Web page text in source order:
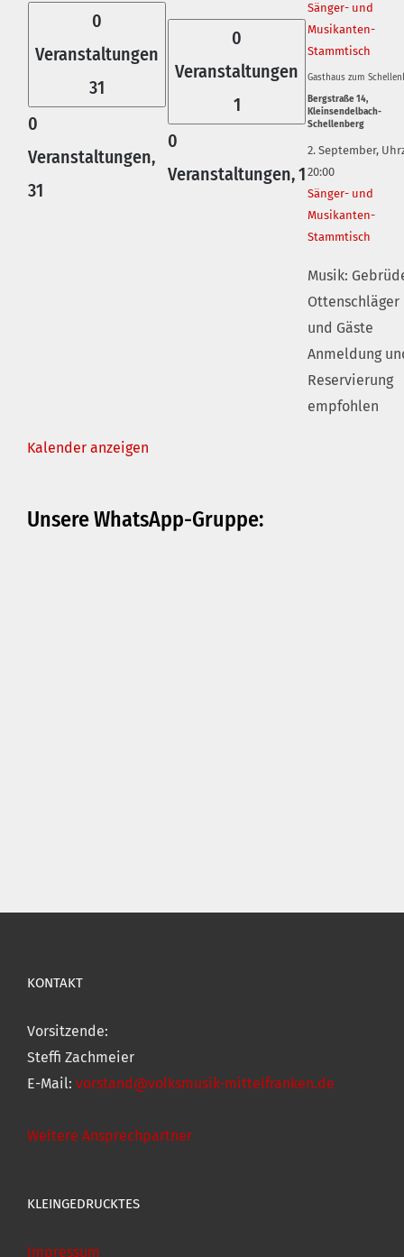
0
Veranstaltungen
31
0
Veranstaltungen,
31
0
Veranstaltungen
1
0
Veranstaltungen,1
Sänger- und
Musikanten-
Stammtisch
Gasthaus zum
Bergstraße 14,
Kleinsendelbach-
Schellenberg
2. September,
20:00
Sänger- und
Musikanten-
Stammtisch
Musik:
Ottenschläger
und Gäste
Anmeldung
Reservierung
empfohlen
Kalender anzeigen
Unsere WhatsApp-Gruppe:
KONTAKT
Vorsitzende:
Steffi Zachmeier
E-Mail: vorstand@volksmusik-mittelfranken.de
Weitere Ansprechpartner
KLEINGEDRUCKTES
Impressum